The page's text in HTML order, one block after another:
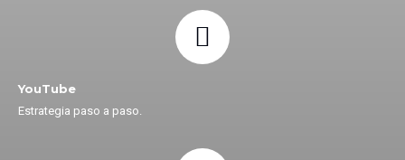
YouTube
Estrategia paso a paso.